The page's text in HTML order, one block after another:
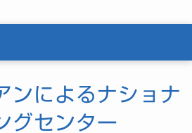
ンによるナショナ
グセンター